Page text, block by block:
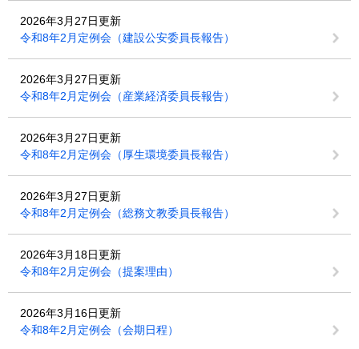
2026年3月27日更新
令和8年2月定例会（建設公安委員長報告）
2026年3月27日更新
令和8年2月定例会（産業経済委員長報告）
2026年3月27日更新
令和8年2月定例会（厚生環境委員長報告）
2026年3月27日更新
令和8年2月定例会（総務文教委員長報告）
2026年3月18日更新
令和8年2月定例会（提案理由）
2026年3月16日更新
令和8年2月定例会（会期日程）